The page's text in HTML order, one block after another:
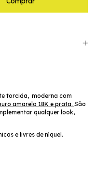
torcida, moderna com
amarelo 18K e prata. São
qualquer look,
e livres de níquel.